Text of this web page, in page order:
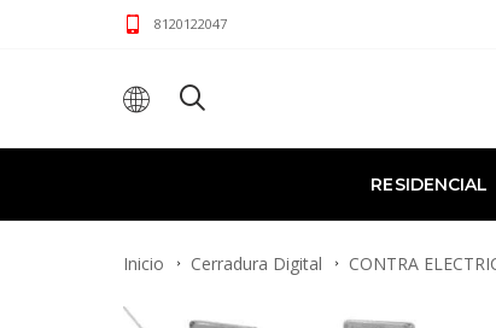
8120122047
RESIDENCIAL
Inicio Cerradura Digital CONTRA